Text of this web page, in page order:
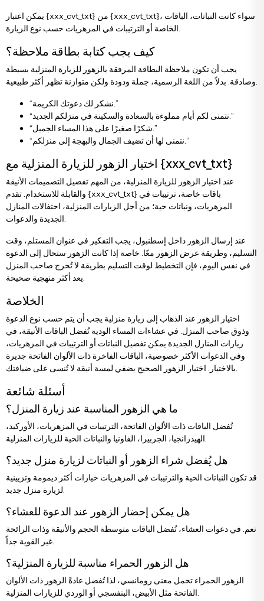
يمكن اعتبار {xxx_cvt_txt} من {xxx_cvt_txt}، سواء كانت النباتات، الباقات
الخاصة أو الترتيبات في المزهريات حسب نوع الزيارة.
كيف يجب كتابة بطاقة ملاحظة؟
يجب أن تكون ملاحظة البطاقة المرفقة بالزهور للزيارة المنزلية بسيطة
وصادقة. بدلاً من اللغة الرسمية، جملة ودودة ولكن متوازنة تظهر أكثر طبيعية.
“نشكر لك دعوتك الكريمة.”
“نتمنى لكم أيام مملوءة بالسعادة والسكينة في منزلكم الجديد.”
“شكرًا صغيرًا على هذا المساء الجميل.”
“نتمنى لها أن تضيف الجمال والبهجة إلى منزلكم.”
اختيار الزهور للزيارة المنزلية مع {xxx_cvt_txt}
عند اختيار الزهور للزيارة المنزلية، من المهم تفضيل التصميمات الأنيقة
والقابلة للاستخدام. تقدم {xxx_cvt_txt} باقات خاصة، ترتيبات في
المزهريات، ونباتات حية؛ من أجل الزيارات المنزلية، احتفالات المنازل
الجديدة والدعوات.
عند إرسال الزهور داخل إسطنبول، يجب التفكير في عنوان المستلم، وقت
التسليم، وطريقة عرض الزهور معًا. خاصة إذا كانت الزهور ستحال إلى الدعوة
في نفس اليوم، فإن التخطيط لوقت التسليم بطريقة لا تُحرج صاحب المنزل
يعد أكثر منهجية صحيحة.
الخلاصة
اختيار الزهور عند الذهاب إلى زيارة منزلية يجب أن يتم حسب نوع الدعوة
وذوق صاحب المنزل. في عشاءات المساء الودية تُفضل الباقات الأنيقة، في
زيارات المنازل الجديدة يمكن تفضيل النباتات أو الترتيبات في المزهريات،
وفي الدعوات الأكثر خصوصية، الباقات الفاخرة ذات الألوان الفاتحة جديرة
بالاختيار. اختيار الزهور الصحيح يضفي لمسة أنيقة لا تُنسى على ضيافتك.
أسئلة شائعة
ما هي الزهور المناسبة عند زيارة المنزل؟
تُفضل الباقات ذات الألوان الفاتحة، الترتيبات في المزهريات، الأوركيد،
الهيدرانجيا، الجربيرا، الفاونيا والنباتات الحية للزيارات المنزلية.
هل يُفضل شراء الزهور أو النباتات لزيارة منزل جديد؟
قد تكون النباتات الحية والترتيبات في المزهريات خيارات أكثر ديمومة وتزيينية
لزيارة منزل جديد.
هل يمكن إحضار الزهور عند الدعوة للعشاء؟
نعم. في دعوات العشاء، تُفضل الباقات متوسطة الحجم والأنيقة وذات الرائحة
غير القوية جداً.
هل الزهور الحمراء مناسبة للزيارة المنزلية؟
الزهور الحمراء تحمل معنى رومانسي، لذا تُفضل عادةً الزهور ذات الألوان
الفاتحة مثل الأبيض، البنفسجي أو الوردي للزيارات المنزلية.